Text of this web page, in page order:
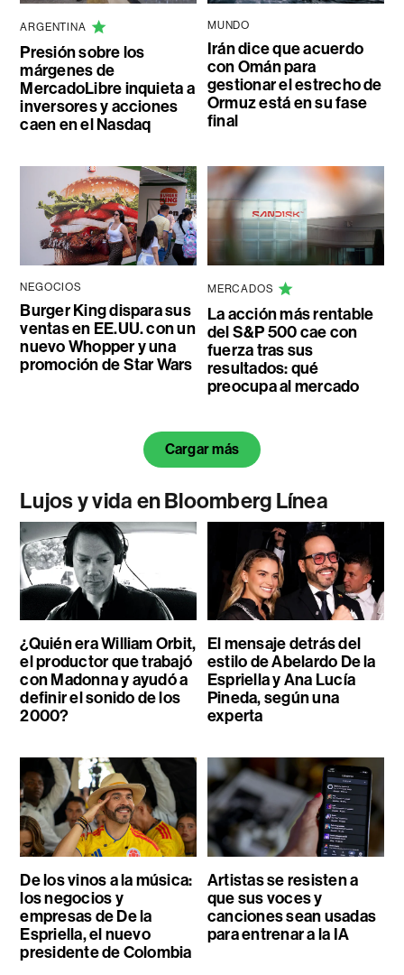
ARGENTINA
Presión sobre los
márgenes de
MercadoLibre inquieta a
inversores y acciones
caen en el Nasdaq
MUNDO
Irán dice que acuerdo
con Omán para
gestionar el estrecho de
Ormuz está en su fase
final
NEGOCIOS
Burger King dispara sus
ventas en EE.UU. con un
nuevo Whopper y una
promoción de Star Wars
MERCADOS
La acción más rentable
del S&P 500 cae con
fuerza tras sus
resultados: qué
preocupa al mercado
Cargar más
Lujos y vida en Bloomberg Línea
¿Quién era William Orbit,
el productor que trabajó
con Madonna y ayudó a
definir el sonido de los
2000?
El mensaje detrás del
estilo de Abelardo De la
Espriella y Ana Lucía
Pineda, según una
experta
De los vinos a la música:
los negocios y
empresas de De la
Espriella, el nuevo
presidente de Colombia
Artistas se resisten a
que sus voces y
canciones sean usadas
para entrenar a la IA